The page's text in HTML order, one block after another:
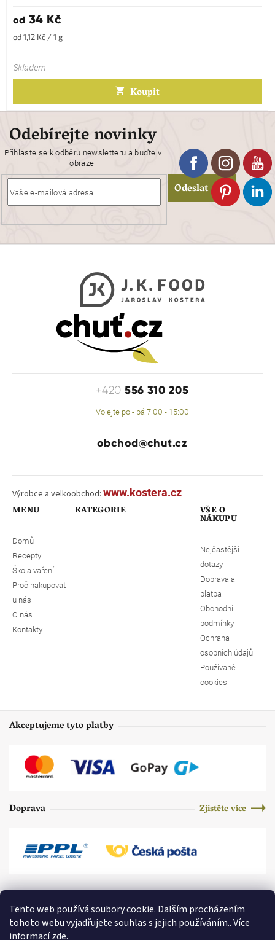
Tento web používá soubory cookie. Dalším procházením
tohoto webu vyjadřujete souhlas s jejich používáním.. Více
informacízde.
od 34 Kč
Měrná
od 1,12 Kč / 1 g
Skladem
Koupit
Odebírejte novinky
Přihlaste se k odběru newsletteru a buďte v
obraze.
Odeslat
+420556 310 205
Volejte po - pá 7:00 - 15:00
obchod@chut.cz
Výrobce a velkoobchod: www.kostera.cz
MENU
Domů
Recepty
Škola vaření
Proč nakupovat
u nás
O nás
Kontakty
KATEGORIE VŠE O
NÁKUPU
Nejčastější
dotazy
Doprava a
platba
Obchodní
podmínky
Ochrana
osobních údajů
Používané
cookies
Akceptujeme tyto platby
Doprava Zjistěte více